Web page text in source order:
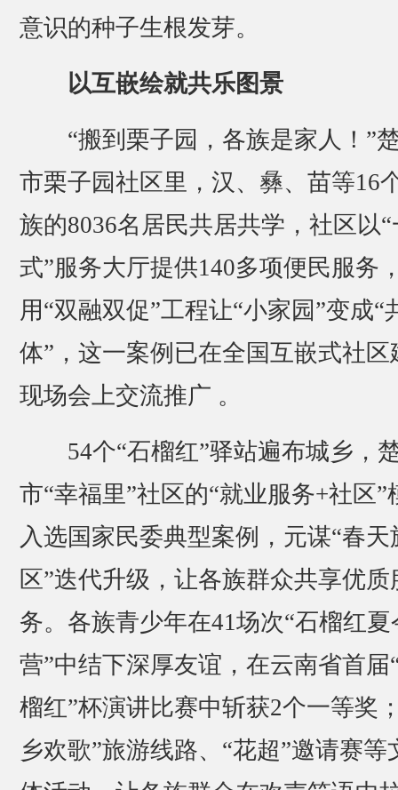
意识的种子生根发芽。
以互嵌绘就共乐图景
“搬到栗子园，各族是家人！”
市栗子园社区里，汉、彝、苗等16
族的8036名居民共居共学，社区以
式”服务大厅提供140多项便民服务
用“双融双促”工程让“小家园”变成“
体”，这一案例已在全国互嵌式社区
现场会上交流推广 。
54个“石榴红”驿站遍布城乡，
市“幸福里”社区的“就业服务+社区”
入选国家民委典型案例，元谋“春天
区”迭代升级，让各族群众共享优质
务。各族青少年在41场次“石榴红夏
营”中结下深厚友谊，在云南省首届
榴红”杯演讲比赛中斩获2个一等奖
乡欢歌”旅游线路、“花超”邀请赛等